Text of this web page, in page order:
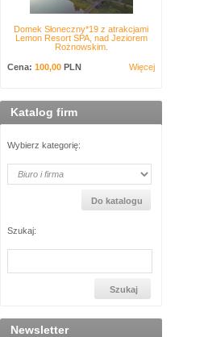
Domek Słoneczny*19 z atrakcjami
Lemon Resort SPA, nad Jeziorem
Rożnowskim.
Cena: 100,00 PLN Więcej
Katalog firm
Wybierz kategorię:
Szukaj:
Newsletter